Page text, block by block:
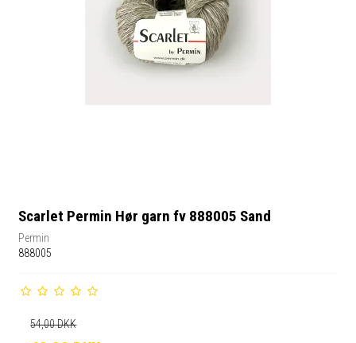
Scarlet Permin Hør garn fv 888005 Sand
Permin
888005
54,00 DKK